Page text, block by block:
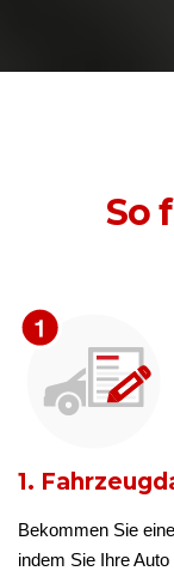
So
1.
Bekommen Sie
indem Sie Ihre